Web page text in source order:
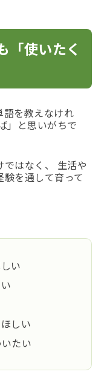
「使いたく
語を教えなけれ
」と思いがちで
ではなく、 生活や
を通して育って
い
しい
たい